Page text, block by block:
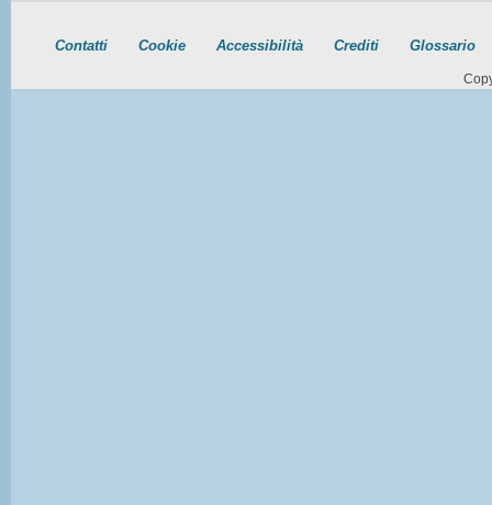
Contatti Cookie Accessibilità Crediti Glossario